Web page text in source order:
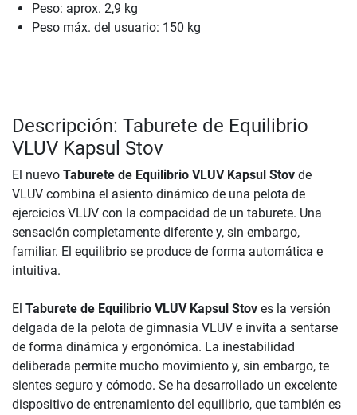
Peso: aprox. 2,9 kg
Peso máx. del usuario: 150 kg
Descripción: Taburete de Equilibrio
VLUV Kapsul Stov
El nuevo Taburete de Equilibrio VLUV Kapsul Stov de
VLUV combina el asiento dinámico de una pelota de
ejercicios VLUV con la compacidad de un taburete. Una
sensación completamente diferente y, sin embargo,
familiar. El equilibrio se produce de forma automática e
intuitiva.
El Taburete de Equilibrio VLUV Kapsul Stov es la versión
delgada de la pelota de gimnasia VLUV e invita a sentarse
de forma dinámica y ergonómica. La inestabilidad
deliberada permite mucho movimiento y, sin embargo, te
sientes seguro y cómodo. Se ha desarrollado un excelente
dispositivo de entrenamiento del equilibrio, que también es